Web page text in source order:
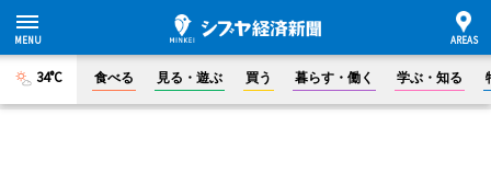
34°C 食べる 見る・遊ぶ 買う 暮らす・働く 学ぶ・知る